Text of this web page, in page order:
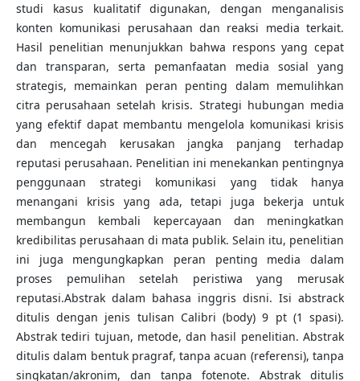
studi kasus kualitatif digunakan, dengan menganalisis
konten komunikasi perusahaan dan reaksi media terkait.
Hasil penelitian menunjukkan bahwa respons yang cepat
dan transparan, serta pemanfaatan media sosial yang
strategis, memainkan peran penting dalam memulihkan
citra perusahaan setelah krisis. Strategi hubungan media
yang efektif dapat membantu mengelola komunikasi krisis
dan mencegah kerusakan jangka panjang terhadap
reputasi perusahaan. Penelitian ini menekankan pentingnya
penggunaan strategi komunikasi yang tidak hanya
menangani krisis yang ada, tetapi juga bekerja untuk
membangun kembali kepercayaan dan meningkatkan
kredibilitas perusahaan di mata publik. Selain itu, penelitian
ini juga mengungkapkan peran penting media dalam
proses pemulihan setelah peristiwa yang merusak
reputasi.Abstrak dalam bahasa inggris disni. Isi abstrack
ditulis dengan jenis tulisan Calibri (body) 9 pt (1 spasi).
Abstrak tediri tujuan, metode, dan hasil penelitian. Abstrak
ditulis dalam bentuk pragraf, tanpa acuan (referensi), tanpa
singkatan/akronim, dan tanpa fotenote. Abstrak ditulis